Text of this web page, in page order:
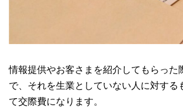
情報提供やお客さまを紹介してもらった
で、それを生業としていない人に対する
て交際費になります。